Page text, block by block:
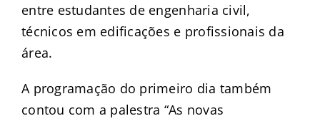
entre estudantes de engenharia civil,
técnicos em edificações e profissionais da
área.
A programação do primeiro dia também
contou com a palestra “As novas